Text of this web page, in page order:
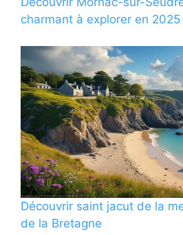
charmant à explorer en 2025
Découvrir saint jacut de la
de la Bretagne